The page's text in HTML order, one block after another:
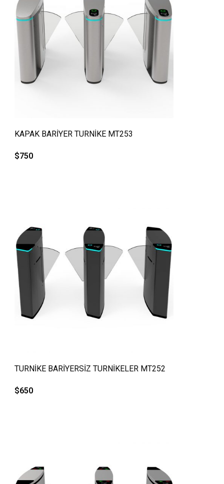
QUICK VIEW
KAPAK BARİYER TURNİKE MT253
$750
QUICK VIEW
TURNİKE BARİYERSİZ TURNİKELER MT252
$650